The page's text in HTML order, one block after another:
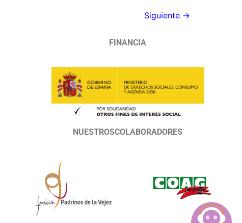
Siguiente →
FINANCIA
NUESTROSCOLABORADORES